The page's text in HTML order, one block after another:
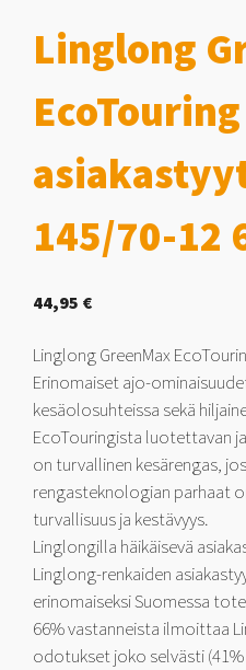
Linglong
145/70-12
44,95 €
Linglong GreenMax
Erinomaiset ajo-
kesäolosuhteissa sekä
EcoTouringista luotettavan
on turvallinen kesärengas,
rengasteknologian parhaat
turvallisuus ja kestävyys.
Linglongilla häikäisevä
Linglong-renkaiden
erinomaiseksi Suomessa
66% vastanneista ilmoittaa
odotukset joko selvästi